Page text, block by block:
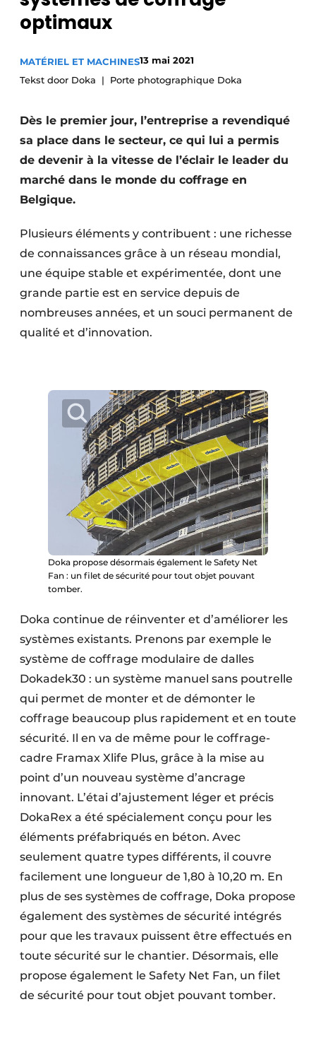
Termes et conditions
Contrôle d’accès
Fondations
Façades
Géotextiles
Infrastructures souterraines et égouttage
Protection solaire
Sécurité incendie
Software
Techniques ferroviaires
Travaux ferroviaires
optimaux
MATÉRIEL ET MACHINES13 mai 2021
Tekst door Doka
Porte photographique Doka
Dès le premier jour, l’entreprise a revendiqué
sa place dans le secteur, ce qui lui a permis
de devenir à la vitesse de l’éclair le leader du
marché dans le monde du coffrage en
Belgique.
Plusieurs éléments y contribuent : une richesse
de connaissances grâce à un réseau mondial,
une équipe stable et expérimentée, dont une
grande partie est en service depuis de
nombreuses années, et un souci permanent de
qualité et d’innovation.
Doka propose désormais également le Safety Net
Fan : un filet de sécurité pour tout objet pouvant
tomber.
Doka continue de réinventer et d’améliorer les
systèmes existants. Prenons par exemple le
système de coffrage modulaire de dalles
Dokadek30 : un système manuel sans poutrelle
qui permet de monter et de démonter le
coffrage beaucoup plus rapidement et en toute
sécurité. Il en va de même pour le coffrage-
cadre Framax Xlife Plus, grâce à la mise au
point d’un nouveau système d’ancrage
innovant. L’étai d’ajustement léger et précis
DokaRex a été spécialement conçu pour les
éléments préfabriqués en béton. Avec
seulement quatre types différents, il couvre
facilement une longueur de 1,80 à 10,20 m. En
plus de ses systèmes de coffrage, Doka propose
également des systèmes de sécurité intégrés
pour que les travaux puissent être effectués en
toute sécurité sur le chantier. Désormais, elle
propose également le Safety Net Fan, un filet
de sécurité pour tout objet pouvant tomber.